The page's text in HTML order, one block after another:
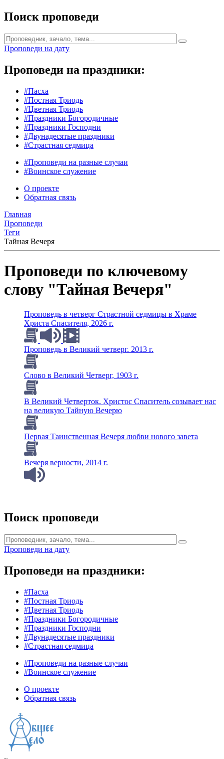
Поиск проповеди
Проповеди на дату
Проповеди на праздники:
#Пасха
#Постная Триодь
#Цветная Триодь
#Праздники Богородичные
#Праздники Господни
#Двунадесятые праздники
#Страстная седмица
#Проповеди на разные случаи
#Воинское служение
О проекте
Обратная связь
Главная
Проповеди
Теги
Тайная Вечеря
Проповеди по ключевому
слову "Тайная Вечеря"
Проповедь в четверг Страстной седмицы в Храме
Христа Спасителя, 2026 г.
Проповедь в Великий четверг. 2013 г.
Слово в Великий Четверг, 1903 г.
В Великий Четверток. Христос Спаситель созывает нас
на великую Тайную Вечерю
Первая Таинственная Вечеря любви нового завета
Вечеря верности, 2014 г.
Поиск проповеди
Проповеди на дату
Проповеди на праздники:
#Пасха
#Постная Триодь
#Цветная Триодь
#Праздники Богородичные
#Праздники Господни
#Двунадесятые праздники
#Страстная седмица
#Проповеди на разные случаи
#Воинское служение
О проекте
Обратная связь